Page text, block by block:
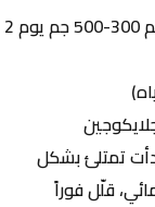
تمتلئ بشكل
قلّل فوراً